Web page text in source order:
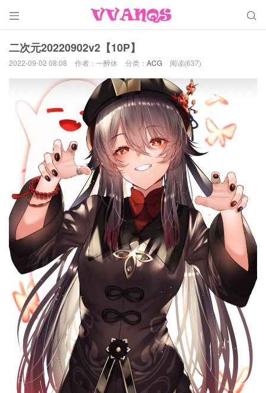
 
二次元20220902v2【10P】
2022-09-02 08:08 作者：一醉休 分类： ACG 阅读(637)